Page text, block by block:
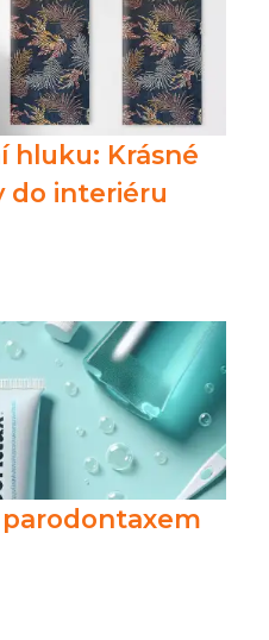
hluku: Krásné
do interiéru